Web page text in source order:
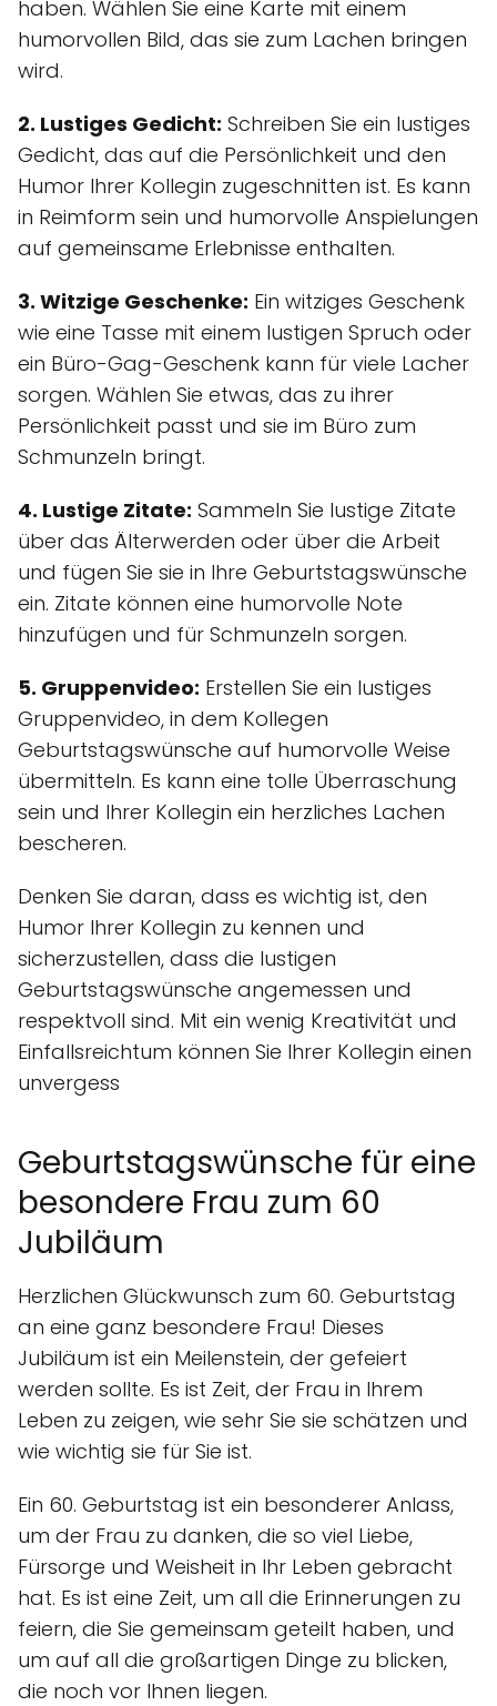
haben. Wählen Sie eine Karte mit einem
humorvollen Bild, das sie zum Lachen bringen
wird.
2. Lustiges Gedicht: Schreiben Sie ein lustiges
Gedicht, das auf die Persönlichkeit und den
Humor Ihrer Kollegin zugeschnitten ist. Es kann
in Reimform sein und humorvolle Anspielungen
auf gemeinsame Erlebnisse enthalten.
3. Witzige Geschenke: Ein witziges Geschenk
wie eine Tasse mit einem lustigen Spruch oder
ein Büro-Gag-Geschenk kann für viele Lacher
sorgen. Wählen Sie etwas, das zu ihrer
Persönlichkeit passt und sie im Büro zum
Schmunzeln bringt.
4. Lustige Zitate: Sammeln Sie lustige Zitate
über das Älterwerden oder über die Arbeit
und fügen Sie sie in Ihre Geburtstagswünsche
ein. Zitate können eine humorvolle Note
hinzufügen und für Schmunzeln sorgen.
5. Gruppenvideo: Erstellen Sie ein lustiges
Gruppenvideo, in dem Kollegen
Geburtstagswünsche auf humorvolle Weise
übermitteln. Es kann eine tolle Überraschung
sein und Ihrer Kollegin ein herzliches Lachen
bescheren.
Denken Sie daran, dass es wichtig ist, den
Humor Ihrer Kollegin zu kennen und
sicherzustellen, dass die lustigen
Geburtstagswünsche angemessen und
respektvoll sind. Mit ein wenig Kreativität und
Einfallsreichtum können Sie Ihrer Kollegin einen
unvergess
Geburtstagswünsche für eine
besondere Frau zum 60
Jubiläum
Herzlichen Glückwunsch zum 60. Geburtstag
an eine ganz besondere Frau! Dieses
Jubiläum ist ein Meilenstein, der gefeiert
werden sollte. Es ist Zeit, der Frau in Ihrem
Leben zu zeigen, wie sehr Sie sie schätzen und
wie wichtig sie für Sie ist.
Ein 60. Geburtstag ist ein besonderer Anlass,
um der Frau zu danken, die so viel Liebe,
Fürsorge und Weisheit in Ihr Leben gebracht
hat. Es ist eine Zeit, um all die Erinnerungen zu
feiern, die Sie gemeinsam geteilt haben, und
um auf all die großartigen Dinge zu blicken,
die noch vor Ihnen liegen.